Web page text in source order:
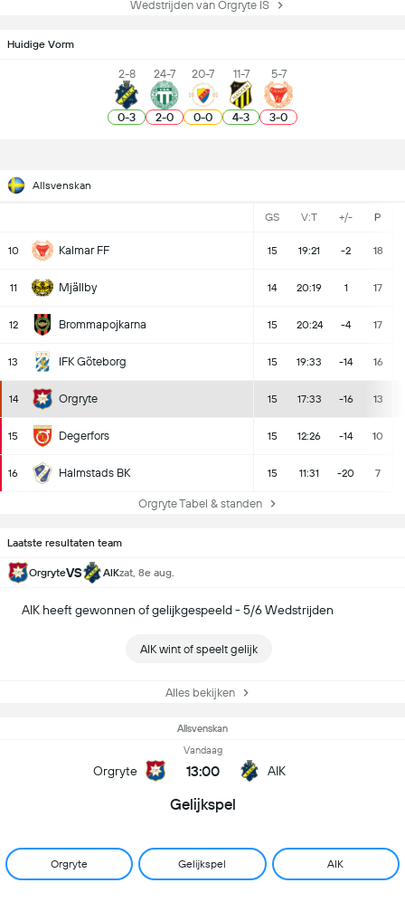
Wedstrijden van Örgryte IS
Huidige Vorm
2-8
0-3
24-7
2-0
20-7
0-0
11-7
4-3
5-7
3-0
Allsvenskan
GS V:T +/- P
10 Kalmar FF 15 19:21 -2 18
11 Mjällby 14 20:19 1 17
12 Brommapojkarna 15 20:24 -4 17
13 IFK Göteborg 15 19:33 -14 16
14 Orgryte 15 17:33 -16 13
15 Degerfors 15 12:26 -14 10
16 Halmstads BK 15 11:31 -20 7
Orgryte Tabel & standen
Laatste resultaten team
OrgryteVS AIKzat, 8e aug.
AIK heeft gewonnen of gelijkgespeeld - 5/6 Wedstrijden
AIK wint of speelt gelijk
Alles bekijken
Allsvenskan
Orgryte
Vandaag
13:00 AIK
Gelijkspel
Orgryte Gelijkspel AIK